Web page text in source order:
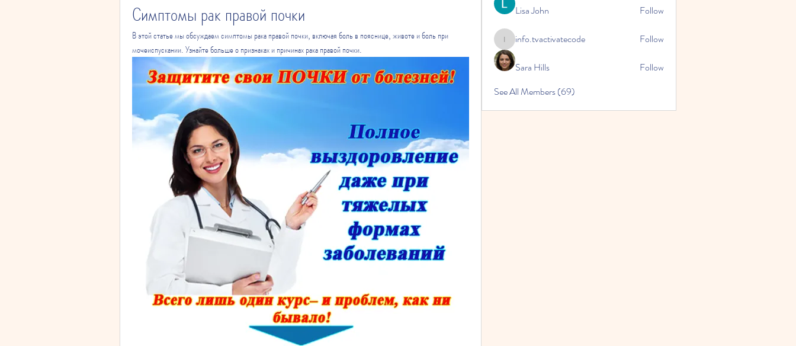
Симптомы рак правой почки
В этой статье мы обсуждаем симптомы рака правой почки, включая боль в пояснице, животе и боль при
мочеиспускании. Узнайте больше о признаках и причинах рака правой почки.
Lisa John Follow
info.tvactivatecode
info.tvactivatecode Follow
Sara Hills
Follow
See All Members (69)